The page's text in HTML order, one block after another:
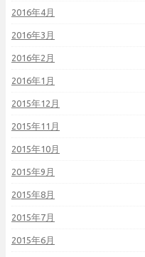
2016年4月
2016年3月
2016年2月
2016年1月
2015年12月
2015年11月
2015年10月
2015年9月
2015年8月
2015年7月
2015年6月